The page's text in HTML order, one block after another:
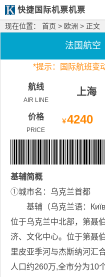
快捷国际机票机票
现在位置： 首页 > 欧洲 > 正文
法国航空
*提示：国际航班变
航线
AIR LINE
上海
价格
PRICE
￥4240
基辅简概
①城市名：乌克兰首都
基辅（乌克兰语：Київ
位于乌克兰中北部，第聂
济、文化中心。位于第聂
里皮亚季河与杰斯纳河汇
人口约260万,全市分为10